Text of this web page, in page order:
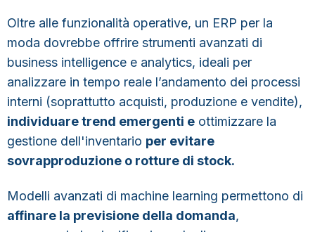
Oltre alle funzionalità operative, un ERP per la
moda dovrebbe offrire strumenti avanzati di
business intelligence e analytics, ideali per
analizzare in tempo reale l’andamento dei processi
interni (soprattutto acquisti, produzione e vendite),
individuare trend emergenti e ottimizzare la
gestione dell'inventario per evitare
sovrapproduzione o rotture di stock.
Modelli avanzati di machine learning permettono di
affinare la previsione della domanda,